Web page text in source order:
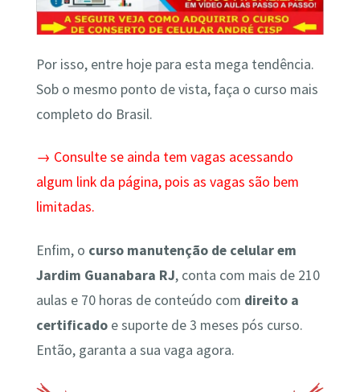
Por isso, entre hoje para esta mega tendência.
Sob o mesmo ponto de vista, faça o curso mais
completo do Brasil.
→ Consulte se ainda tem vagas acessando
algum link da página, pois as vagas são bem
limitadas.
Enfim, o curso manutenção de celular em
Jardim Guanabara RJ, conta com mais de 210
aulas e 70 horas de conteúdo com direito a
certificadoe suporte de 3 meses pós curso.
Então, garanta a sua vaga agora.